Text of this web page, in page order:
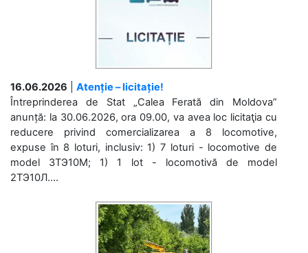
16.06.2026
Atenție – licitație!
Întreprinderea de Stat „Calea Ferată din Moldova”
anunță: la 30.06.2026, ora 09.00, va avea loc licitaţia cu
reducere privind comercializarea a 8 locomotive,
expuse în 8 loturi, inclusiv: 1) 7 loturi - locomotive de
model 3ТЭ10М; 1) 1 lot - locomotivă de model
2ТЭ10Л....